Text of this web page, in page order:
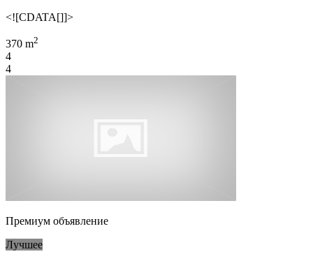
<![CDATA[]]>
370 m2
4
4
Премиум объявление
Лучшее